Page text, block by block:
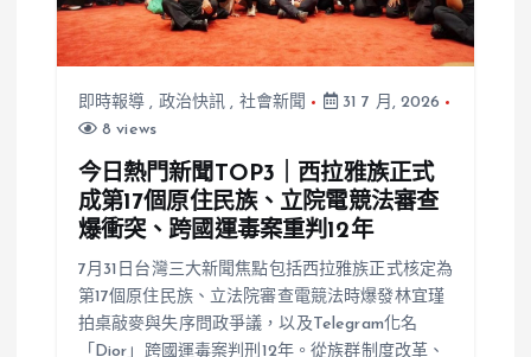
即時報導 , 政治快訊 , 社會新聞
31 7 月, 2026
8 views
今日熱門新聞TOP3｜西拉雅族正式
成第17個原住民族、立院電競法審查
爆衝突、跨國運毒案重判12年
7月31日台灣三大新聞焦點包括西拉雅族正式核定為
第17個原住民族、立法院審查電競法時爆發林宜瑾
拍桌敲麥與失序問政爭議，以及Telegram化名
「Dior」跨國運毒案判刑12年。從族群制度改革、